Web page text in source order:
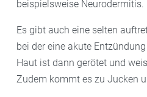
beispielsweise Neurodermitis.
Es gibt auch eine selten
bei der eine akute
Haut ist dann gerötet und
Zudem kommt es zu Jucken